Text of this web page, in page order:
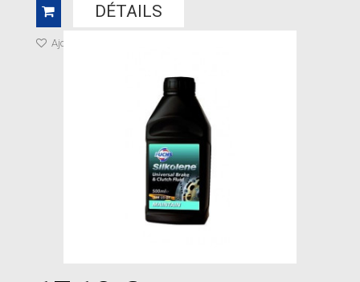
DÉTAILS
Ajouter à ma liste de cadeaux